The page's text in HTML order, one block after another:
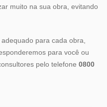
muito na sua obra, evitando
para cada obra,
para você ou
pelo telefone 0800